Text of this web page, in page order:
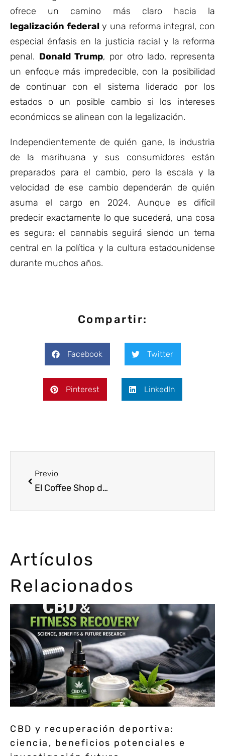
ofrece un camino más claro hacia la
legalización federal y una reforma integral, con
especial énfasis en la justicia racial y la reforma
penal. Donald Trump, por otro lado, representa
un enfoque más impredecible, con la posibilidad
de continuar con el sistema liderado por los
estados o un posible cambio si los intereses
económicos se alinean con la legalización.
Independientemente de quién gane, la industria
de la marihuana y sus consumidores están
preparados para el cambio, pero la escala y la
velocidad de ese cambio dependerán de quién
asuma el cargo en 2024. Aunque es difícil
predecir exactamente lo que sucederá, una cosa
es segura: el cannabis seguirá siendo un tema
central en la política y la cultura estadounidense
durante muchos años.
Compartir:
Facebook Twitter
Pinterest LinkedIn
Previo
El Coffee Shop de Snoop Dogg en Ámsterdam
Artículos
Relacionados
CBD y recuperación deportiva:
ciencia, beneficios potenciales e